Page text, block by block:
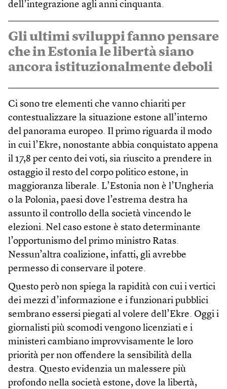
dell’integrazione agli anni cinquanta.
Gli ultimi sviluppi fanno pensare
che in Estonia le libertà siano
ancora istituzionalmente deboli
Ci sono tre elementi che vanno chiariti per
contestualizzare la situazione estone all’interno
del panorama europeo. Il primo riguarda il modo
in cui l’Ekre, nonostante abbia conquistato appena
il 17,8 per cento dei voti, sia riuscito a prendere in
ostaggio il resto del corpo politico estone, in
maggioranza liberale. L’Estonia non è l’Ungheria
o la Polonia, paesi dove l’estrema destra ha
assunto il controllo della società vincendo le
elezioni. Nel caso estone è stato determinante
l’opportunismo del primo ministro Ratas.
Nessun’altra coalizione, infatti, gli avrebbe
permesso di conservare il potere.
Questo però non spiega la rapidità con cui i vertici
dei mezzi d’informazione e i funzionari pubblici
sembrano essersi piegati al volere dell’Ekre. Oggi i
giornalisti più scomodi vengono licenziati e i
ministeri cambiano improvvisamente le loro
priorità per non offendere la sensibilità della
destra. Questo evidenzia un malessere più
profondo nella società estone, dove la libertà,